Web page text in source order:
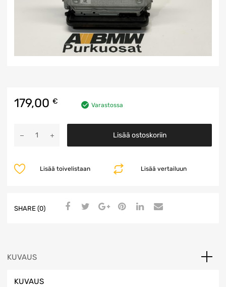
179,00 € Varastossa
Ohjausyksikkö
Lisää ostoskoriin
Lisää vertailuun
Lisää toivelistaan
SHARE (0)
KUVAUS
KUVAUS